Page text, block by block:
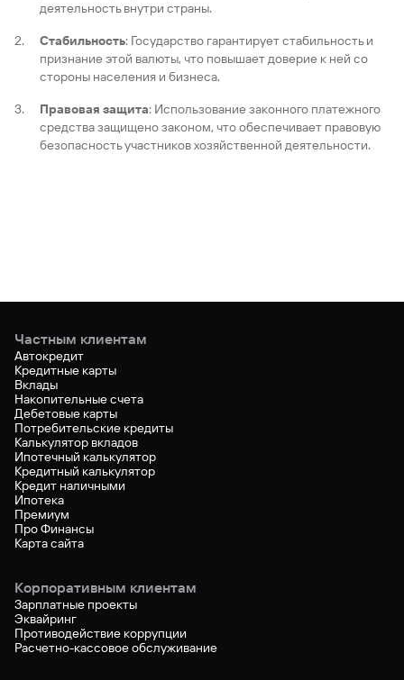
деятельность внутри страны.
Стабильность: Государство гарантирует стабильность и
признание этой валюты, что повышает доверие к ней со
стороны населения и бизнеса.
Правовая защита: Использование законного платежного
средства защищено законом, что обеспечивает правовую
безопасность участников хозяйственной деятельности.
Частным клиентам
Автокредит
Кредитные карты
Вклады
Накопительные счета
Дебетовые карты
Потребительские кредиты
Калькулятор вкладов
Ипотечный калькулятор
Кредитный калькулятор
Кредит наличными
Ипотека
Премиум
Про Финансы
Карта сайта
Корпоративным клиентам
Зарплатные проекты
Эквайринг
Противодействие коррупции
Расчетно-кассовое обслуживание